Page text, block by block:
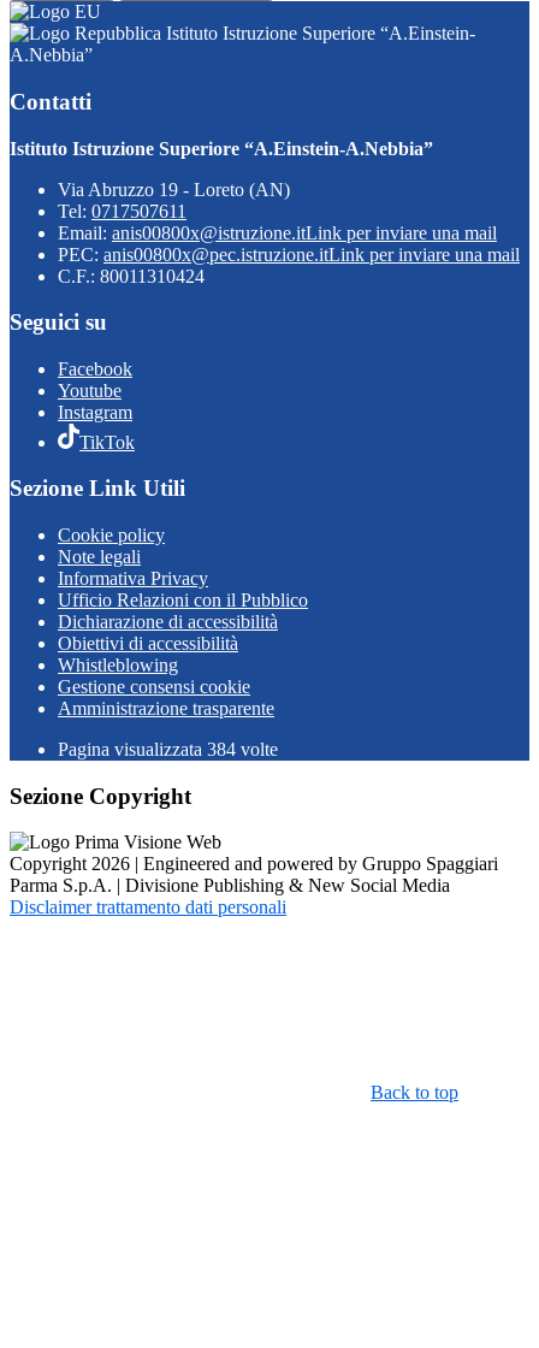
Istituto Istruzione Superiore “A.Einstein-
A.Nebbia”
Contatti
Istituto Istruzione Superiore “A.Einstein-A.Nebbia”
Via Abruzzo 19 - Loreto (AN)
Tel: 0717507611
Email: anis00800x@istruzione.itLink per inviare una mail
PEC: anis00800x@pec.istruzione.itLink per inviare una mail
C.F.: 80011310424
Seguici su
Facebook
Youtube
Instagram
TikTok
Sezione Link Utili
Cookie policy
Note legali
Informativa Privacy
Ufficio Relazioni con il Pubblico
Dichiarazione di accessibilità
Obiettivi di accessibilità
Whistleblowing
Gestione consensi cookie
Amministrazione trasparente
Pagina visualizzata 384 volte
Sezione Copyright
Copyright 2026 | Engineered and powered by Gruppo Spaggiari
Parma S.p.A. | Divisione Publishing & New Social Media
Disclaimer trattamento dati personali
Back to top